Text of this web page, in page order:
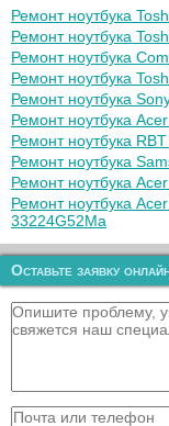
Ремонт ноутбука
Ремонт ноутбука
Ремонт ноутбука
Ремонт ноутбука
Ремонт ноутбука
Ремонт ноутбука
Ремонт ноутбука
Ремонт ноутбука
Ремонт ноутбука
Ремонт ноутбука
33224G52Ma
Оставьте заявку